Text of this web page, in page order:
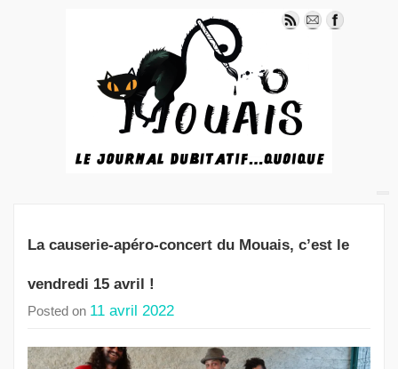
La causerie-apéro-concert du Mouais, c’est le
vendredi 15 avril !
Posted on 11 avril 2022